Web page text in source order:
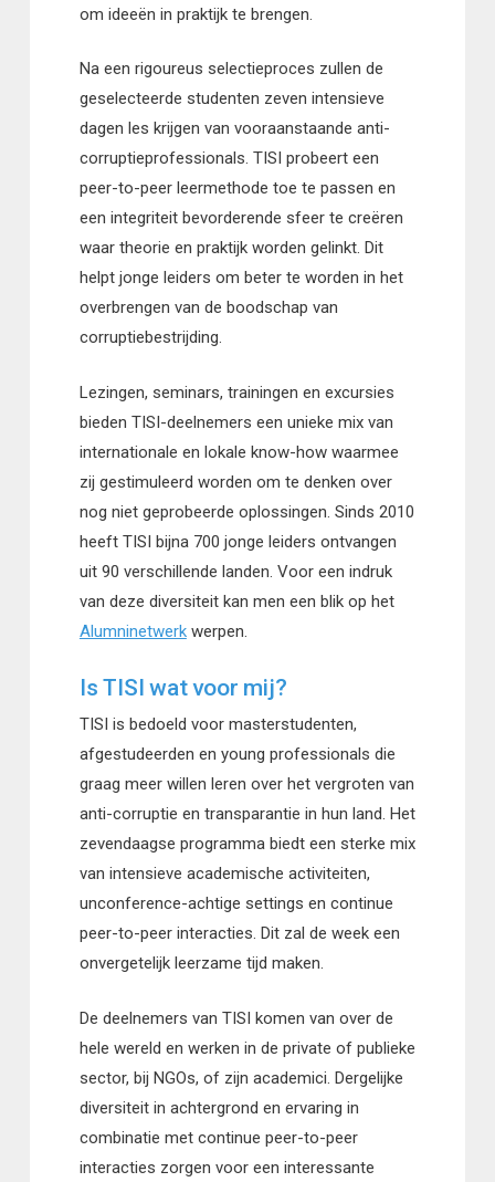
om ideeën in praktijk te brengen.
Na een rigoureus selectieproces zullen de
geselecteerde studenten zeven intensieve
dagen les krijgen van vooraanstaande anti-
corruptieprofessionals. TISI probeert een
peer-to-peer leermethode toe te passen en
een integriteit bevorderende sfeer te creëren
waar theorie en praktijk worden gelinkt. Dit
helpt jonge leiders om beter te worden in het
overbrengen van de boodschap van
corruptiebestrijding.
Lezingen, seminars, trainingen en excursies
bieden TISI-deelnemers een unieke mix van
internationale en lokale know-how waarmee
zij gestimuleerd worden om te denken over
nog niet geprobeerde oplossingen. Sinds 2010
heeft TISI bijna 700 jonge leiders ontvangen
uit 90 verschillende landen. Voor een indruk
van deze diversiteit kan men een blik op het
Alumninetwerkwerpen.
Is TISI wat voor mij?
TISI is bedoeld voor masterstudenten,
afgestudeerden en young professionals die
graag meer willen leren over het vergroten van
anti-corruptie en transparantie in hun land. Het
zevendaagse programma biedt een sterke mix
van intensieve academische activiteiten,
unconference-achtige settings en continue
peer-to-peer interacties. Dit zal de week een
onvergetelijk leerzame tijd maken.
De deelnemers van TISI komen van over de
hele wereld en werken in de private of publieke
sector, bij NGOs, of zijn academici. Dergelijke
diversiteit in achtergrond en ervaring in
combinatie met continue peer-to-peer
interacties zorgen voor een interessante